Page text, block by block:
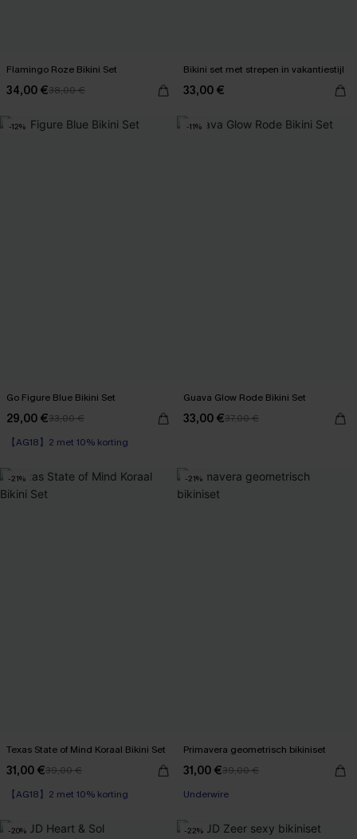
Flamingo Roze Bikini Set
34,00 €38,00 €
Bikini set met strepen in vakantiestijl
33,00 €
-12%
Go Figure Blue Bikini Set
29,00 €33,00 €
【AG18】2 met 10% korting
-11%
Guava Glow Rode Bikini Set
33,00 €37,00 €
-21%
Texas State of Mind Koraal Bikini Set
31,00 €39,00 €
【AG18】2 met 10% korting
-21%
Primavera geometrisch bikiniset
31,00 €39,00 €
Underwire
-20% -22%